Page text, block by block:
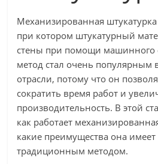
Механизированная
при котором штукатурный
стены при помощи машинного
метод стал очень популярным
отрасли, потому что он
сократить время работ и
производительность. В этой
как работает
какие преимущества она
традиционным методом.